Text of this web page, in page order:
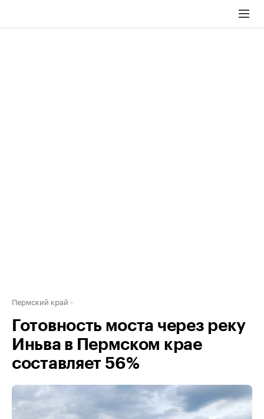
Пермский край
Готовность моста через реку
Иньва в Пермском крае
составляет 56%